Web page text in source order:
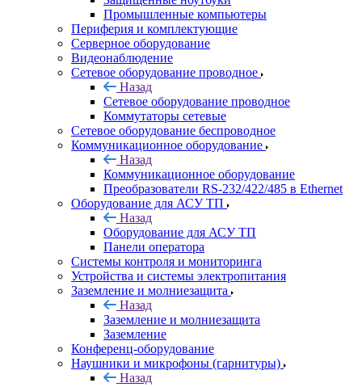
Промышленные компьютеры
Периферия и комплектующие
Серверное оборудование
Видеонаблюдение
Сетевое оборудование проводное
Назад
Сетевое оборудование проводное
Коммутаторы сетевые
Сетевое оборудование беспроводное
Коммуникационное оборудование
Назад
Коммуникационное оборудование
Преобразователи RS-232/422/485 в Ethernet
Оборудование для АСУ ТП
Назад
Оборудование для АСУ ТП
Панели оператора
Системы контроля и мониторинга
Устройства и системы электропитания
Заземление и молниезащита
Назад
Заземление и молниезащита
Заземление
Конференц-оборудование
Наушники и микрофоны (гарнитуры)
Назад